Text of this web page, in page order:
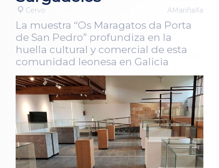
Cervo AMariñaXa
La muestra “Os Maragatos da Porta
de San Pedro” profundiza en la
huella cultural y comercial de esta
comunidad leonesa en Galicia